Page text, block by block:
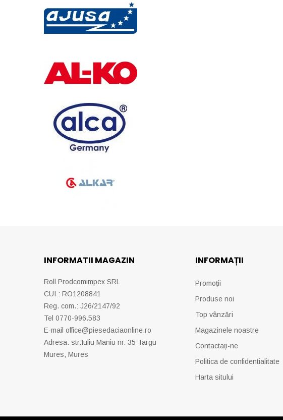
INFORMATII MAGAZIN
Roll Prodcomimpex SRL
CUI : RO1208841
Reg. com.: J26/2147/92
Tel 0770-996.583
E-mail office@piesedaciaonline.ro
Adresa: str.Iuliu Maniu nr. 35 Targu
Mures, Mures
INFORMAȚII
Promoții
Produse noi
Top vânzări
Magazinele noastre
Contactați-ne
Politica de confidentialitate
Harta sitului